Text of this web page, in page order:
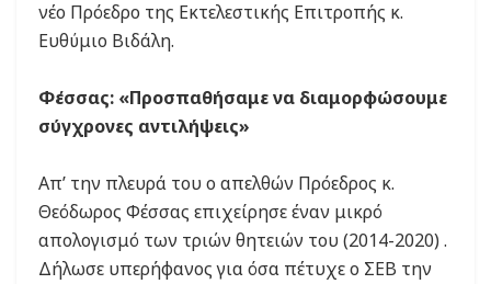
νέο Πρόεδρο της Εκτελεστικής Επιτροπής κ.
Ευθύμιο Βιδάλη.
Φέσσας: «Προσπαθήσαμε να διαμορφώσουμε
σύγχρονες αντιλήψεις»
Απ’ την πλευρά του ο απελθών Πρόεδρος κ.
Θεόδωρος Φέσσας επιχείρησε έναν μικρό
απολογισμό των τριών θητειών του (2014-2020) .
Δήλωσε υπερήφανος για όσα πέτυχε ο ΣΕΒ την